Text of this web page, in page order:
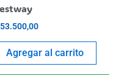
53.500,00
Agregar al carrito